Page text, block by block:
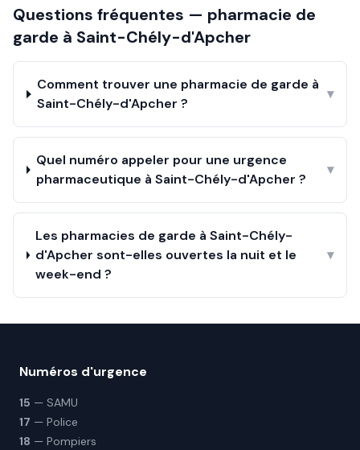
Questions fréquentes — pharmacie de
garde à Saint-Chély-d'Apcher
Comment trouver une pharmacie de garde à
Saint-Chély-d'Apcher ?
▾
Quel numéro appeler pour une urgence
pharmaceutique à Saint-Chély-d'Apcher ?
▾
Les pharmacies de garde à Saint-Chély-
d'Apcher sont-elles ouvertes la nuit et le
week-end ?
▾
Numéros d'urgence
15 — SAMU
17 — Police
18 — Pompiers